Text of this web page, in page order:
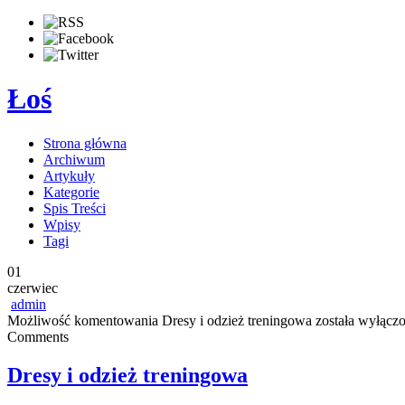
Łoś
Strona główna
Archiwum
Artykuły
Kategorie
Spis Treści
Wpisy
Tagi
01
czerwiec
admin
Możliwość komentowania Dresy i odzież treningowa została
Comments
Dresy i odzież treningowa